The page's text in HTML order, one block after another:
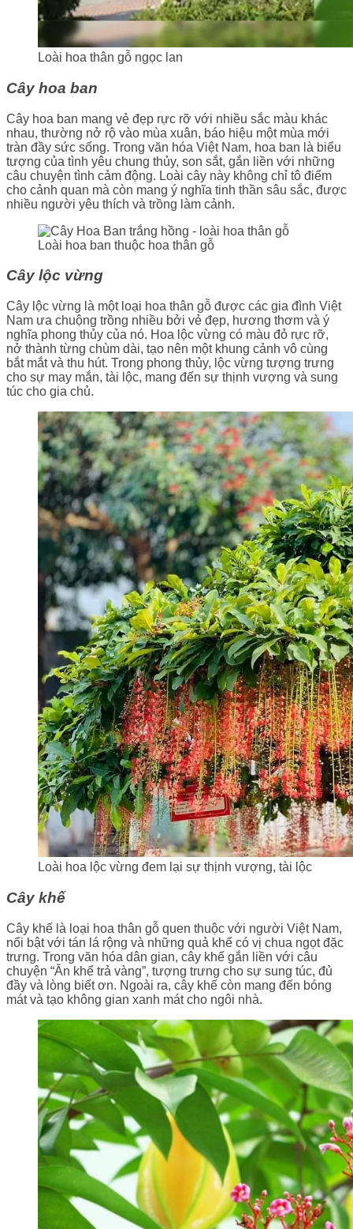
Loài hoa thân gỗ ngọc lan
Cây hoa ban
Cây hoa ban mang vẻ đẹp rực rỡ với nhiều sắc màu khác
nhau, thường nở rộ vào mùa xuân, báo hiệu một mùa mới
tràn đầy sức sống. Trong văn hóa Việt Nam, hoa ban là biểu
tượng của tình yêu chung thủy, son sắt, gắn liền với những
câu chuyện tình cảm động. Loài cây này không chỉ tô điểm
cho cảnh quan mà còn mang ý nghĩa tinh thần sâu sắc, được
nhiều người yêu thích và trồng làm cảnh.
Loài hoa ban thuộc hoa thân gỗ
Cây lộc vừng
Cây lộc vừng là một loại hoa thân gỗ được các gia đình Việt
Nam ưa chuộng trồng nhiều bởi vẻ đẹp, hương thơm và ý
nghĩa phong thủy của nó. Hoa lộc vừng có màu đỏ rực rỡ,
nở thành từng chùm dài, tạo nên một khung cảnh vô cùng
bắt mắt và thu hút. Trong phong thủy, lộc vừng tượng trưng
cho sự may mắn, tài lộc, mang đến sự thịnh vượng và sung
túc cho gia chủ.
Loài hoa lộc vừng đem lại sự thịnh vượng, tài lộc
Cây khế
Cây khế là loại hoa thân gỗ quen thuộc với người Việt Nam,
nổi bật với tán lá rộng và những quả khế có vị chua ngọt đặc
trưng. Trong văn hóa dân gian, cây khế gắn liền với câu
chuyện “Ăn khế trả vàng”, tượng trưng cho sự sung túc, đủ
đầy và lòng biết ơn. Ngoài ra, cây khế còn mang đến bóng
mát và tạo không gian xanh mát cho ngôi nhà.